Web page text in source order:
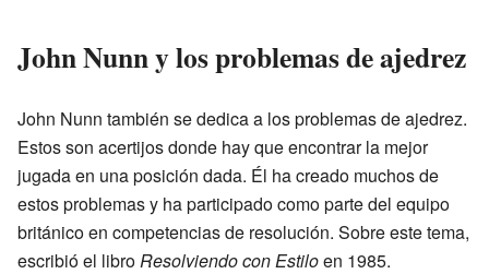
John Nunn y los problemas de ajedrez
John Nunn también se dedica a los problemas de ajedrez.
Estos son acertijos donde hay que encontrar la mejor
jugada en una posición dada. Él ha creado muchos de
estos problemas y ha participado como parte del equipo
británico en competencias de resolución. Sobre este tema,
escribió el libroResolviendo con Estiloen 1985.